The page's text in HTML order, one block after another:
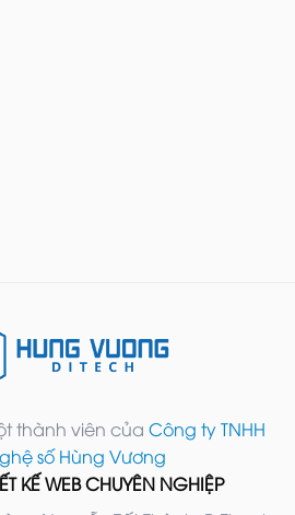
thành viên của Công ty TNHH
số Hùng Vương
KẾ WEB CHUYÊN NGHIỆP